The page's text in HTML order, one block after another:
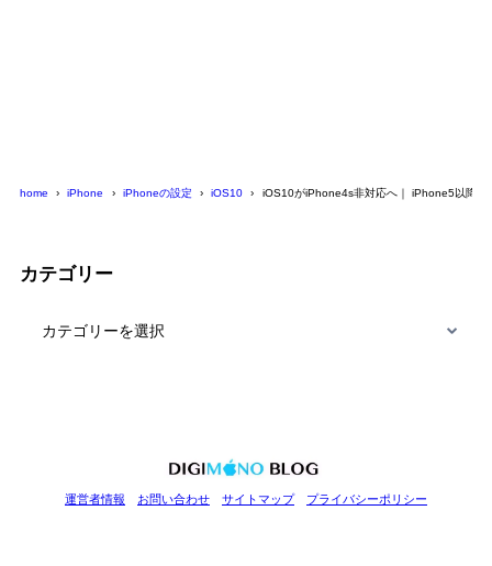
home iPhone iPhoneの設定 iOS10 iOS10がiPhone4s非対応へ｜ iPhone5以降は
カテゴリー
運営者情報 お問い合わせ サイトマップ プライバシーポリシー